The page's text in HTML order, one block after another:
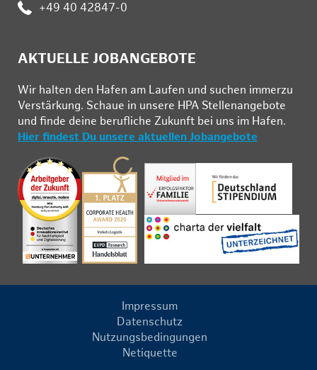
: +49 40 42847-0
AKTUELLE JOBANGEBOTE
Wir hal­ten den Ha­fen am Lau­fen und su­chen im­mer­zu
Ver­stär­kung. Schau­e in un­se­re HPA Stel­len­an­ge­bo­te
und fin­de deine be­ruf­li­che Zu­kunft bei uns im Ha­fen.
Hier findest Du unsere aktuellen Jobangebote
Impressum
Datenschutz
Nutzungsbedingungen
Netiquette